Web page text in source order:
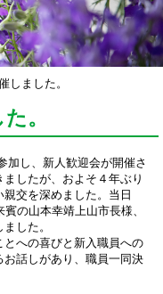
しました。
。
加し、新人歓迎会が開催さ
したが、およそ４年ぶり
交を深めました。当日
の山本幸靖上山市長様、
ました。
への喜びと新入職員への
話しがあり、職員一同決